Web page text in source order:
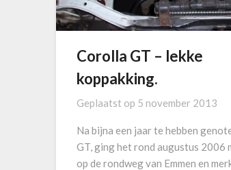
Corolla GT – lekke
koppakking.
Geplaatst op 5 november 2013
Na bijna een jaar te hebben
GT, ging het rond augustus 2006
op de rondweg van Emmen en